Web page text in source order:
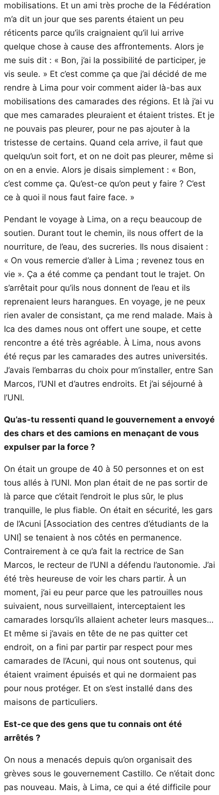
mobilisations. Et un ami très proche de la Fédération
m’a dit un jour que ses parents étaient un peu
réticents parce qu’ils craignaient qu’il lui arrive
quelque chose à cause des affrontements. Alors je
me suis dit : « Bon, j’ai la possibilité de participer, je
vis seule. » Et c’est comme ça que j’ai décidé de me
rendre à Lima pour voir comment aider là-bas aux
mobilisations des camarades des régions. Et là j’ai vu
que mes camarades pleuraient et étaient tristes. Et je
ne pouvais pas pleurer, pour ne pas ajouter à la
tristesse de certains. Quand cela arrive, il faut que
quelqu’un soit fort, et on ne doit pas pleurer, même si
on en a envie. Alors je disais simplement : « Bon,
c’est comme ça. Qu’est-ce qu’on peut y faire ? C’est
ce à quoi il nous faut faire face. »
Pendant le voyage à Lima, on a reçu beaucoup de
soutien. Durant tout le chemin, ils nous offert de la
nourriture, de l’eau, des sucreries. Ils nous disaient :
« On vous remercie d’aller à Lima ; revenez tous en
vie ». Ça a été comme ça pendant tout le trajet. On
s’arrêtait pour qu’ils nous donnent de l’eau et ils
reprenaient leurs harangues. En voyage, je ne peux
rien avaler de consistant, ça me rend malade. Mais à
Ica des dames nous ont offert une soupe, et cette
rencontre a été très agréable. À Lima, nous avons
été reçus par les camarades des autres universités.
J’avais l’embarras du choix pour m’installer, entre San
Marcos, l’UNI et d’autres endroits. Et j’ai séjourné à
l’UNI.
Qu’as-tu ressenti quand le gouvernement a envoyé
des chars et des camions en menaçant de vous
expulser par la force ?
On était un groupe de 40 à 50 personnes et on est
tous allés à l’UNI. Mon plan était de ne pas sortir de
là parce que c’était l’endroit le plus sûr, le plus
tranquille, le plus fiable. On était en sécurité, les gars
de l’Acuni [Association des centres d’étudiants de la
UNI] se tenaient à nos côtés en permanence.
Contrairement à ce qu’a fait la rectrice de San
Marcos, le recteur de l’UNI a défendu l’autonomie. J’ai
été très heureuse de voir les chars partir. À un
moment, j’ai eu peur parce que les patrouilles nous
suivaient, nous surveillaient, interceptaient les
camarades lorsqu’ils allaient acheter leurs masques…
Et même si j’avais en tête de ne pas quitter cet
endroit, on a fini par partir par respect pour mes
camarades de l’Acuni, qui nous ont soutenus, qui
étaient vraiment épuisés et qui ne dormaient pas
pour nous protéger. Et on s’est installé dans des
maisons de particuliers.
Est-ce que des gens que tu connais ont été
arrêtés ?
On nous a menacés depuis qu’on organisait des
grèves sous le gouvernement Castillo. Ce n’était donc
pas nouveau. Mais, à Lima, ce qui a été difficile pour